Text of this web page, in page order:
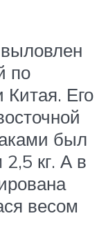
по
Китая. Его
был
кг. А в
весом